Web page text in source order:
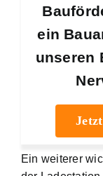
ein
unseren
Ein weiterer